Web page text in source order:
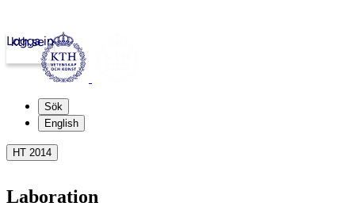
kth.se
Logga in
Sök
English
HT 2014
Laboration